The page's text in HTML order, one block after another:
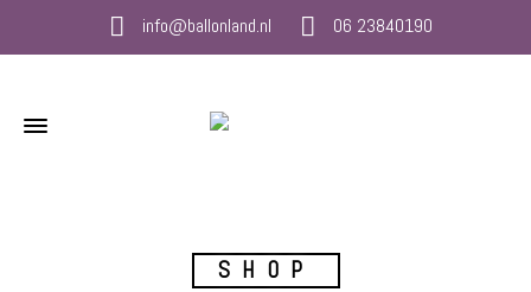
info@ballonland.nl 06 23840190
SHOP